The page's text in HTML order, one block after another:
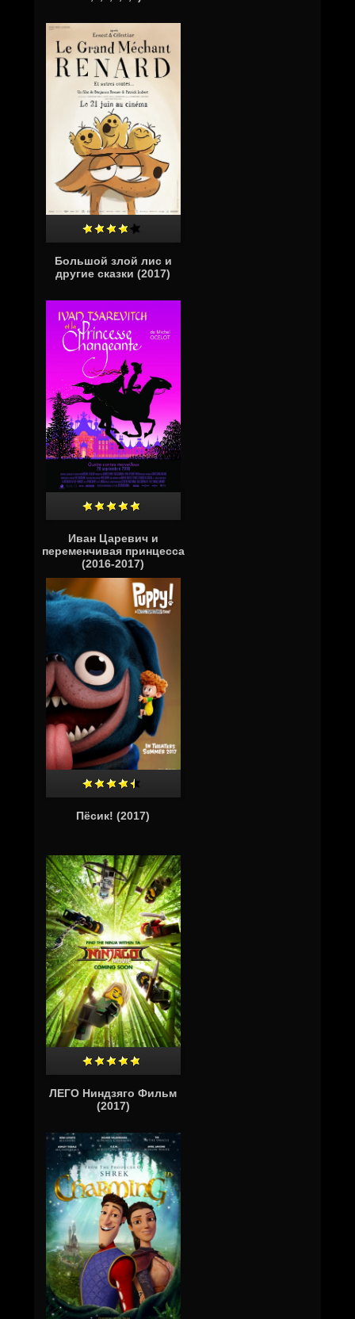
Большой злой лис и
другие сказки (2017)
Иван Царевич и
переменчивая принцесса
(2016-2017)
Пёсик! (2017)
ЛЕГО Ниндзяго Фильм
(2017)